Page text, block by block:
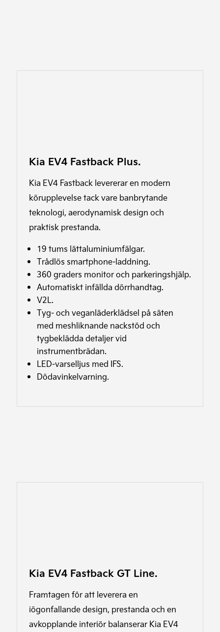
Kia EV4 Fastback Plus.
Kia EV4 Fastback levererar en modern
körupplevelse tack vare banbrytande
teknologi, aerodynamisk design och
praktisk prestanda.
19 tums lättaluminiumfälgar.
Trådlös smartphone-laddning.
360 graders monitor och parkeringshjälp.
Automatiskt infällda dörrhandtag.
V2L.
Tyg- och veganläderklädsel på säten
med meshliknande nackstöd och
tygbeklädda detaljer vid
instrumentbrädan.
LED-varselljus med IFS.
Dödavinkelvarning.
Kia EV4 Fastback GT Line.
Framtagen för att leverera en
iögonfallande design, prestanda och en
avkopplande interiör balanserar Kia EV4